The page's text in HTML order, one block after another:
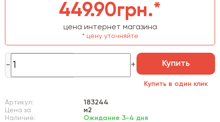
449.90грн.*
цена интернет магазина
* цену уточняйте
Купить
Купить в один клик
Артикул:
183244
Цена за
м2
Наличие:
Ожидание 3-4 дня